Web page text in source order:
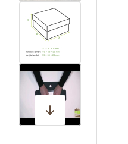
View larger image
View larger image